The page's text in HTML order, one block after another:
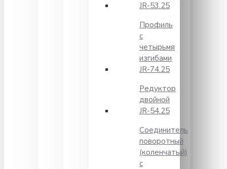
JR-53.25
Профиль
с
четырьмя
изгибами
JR-74.25
Редуктор
двойной
JR-54.25
Соединитель
поворотный
(коленчатый)
с